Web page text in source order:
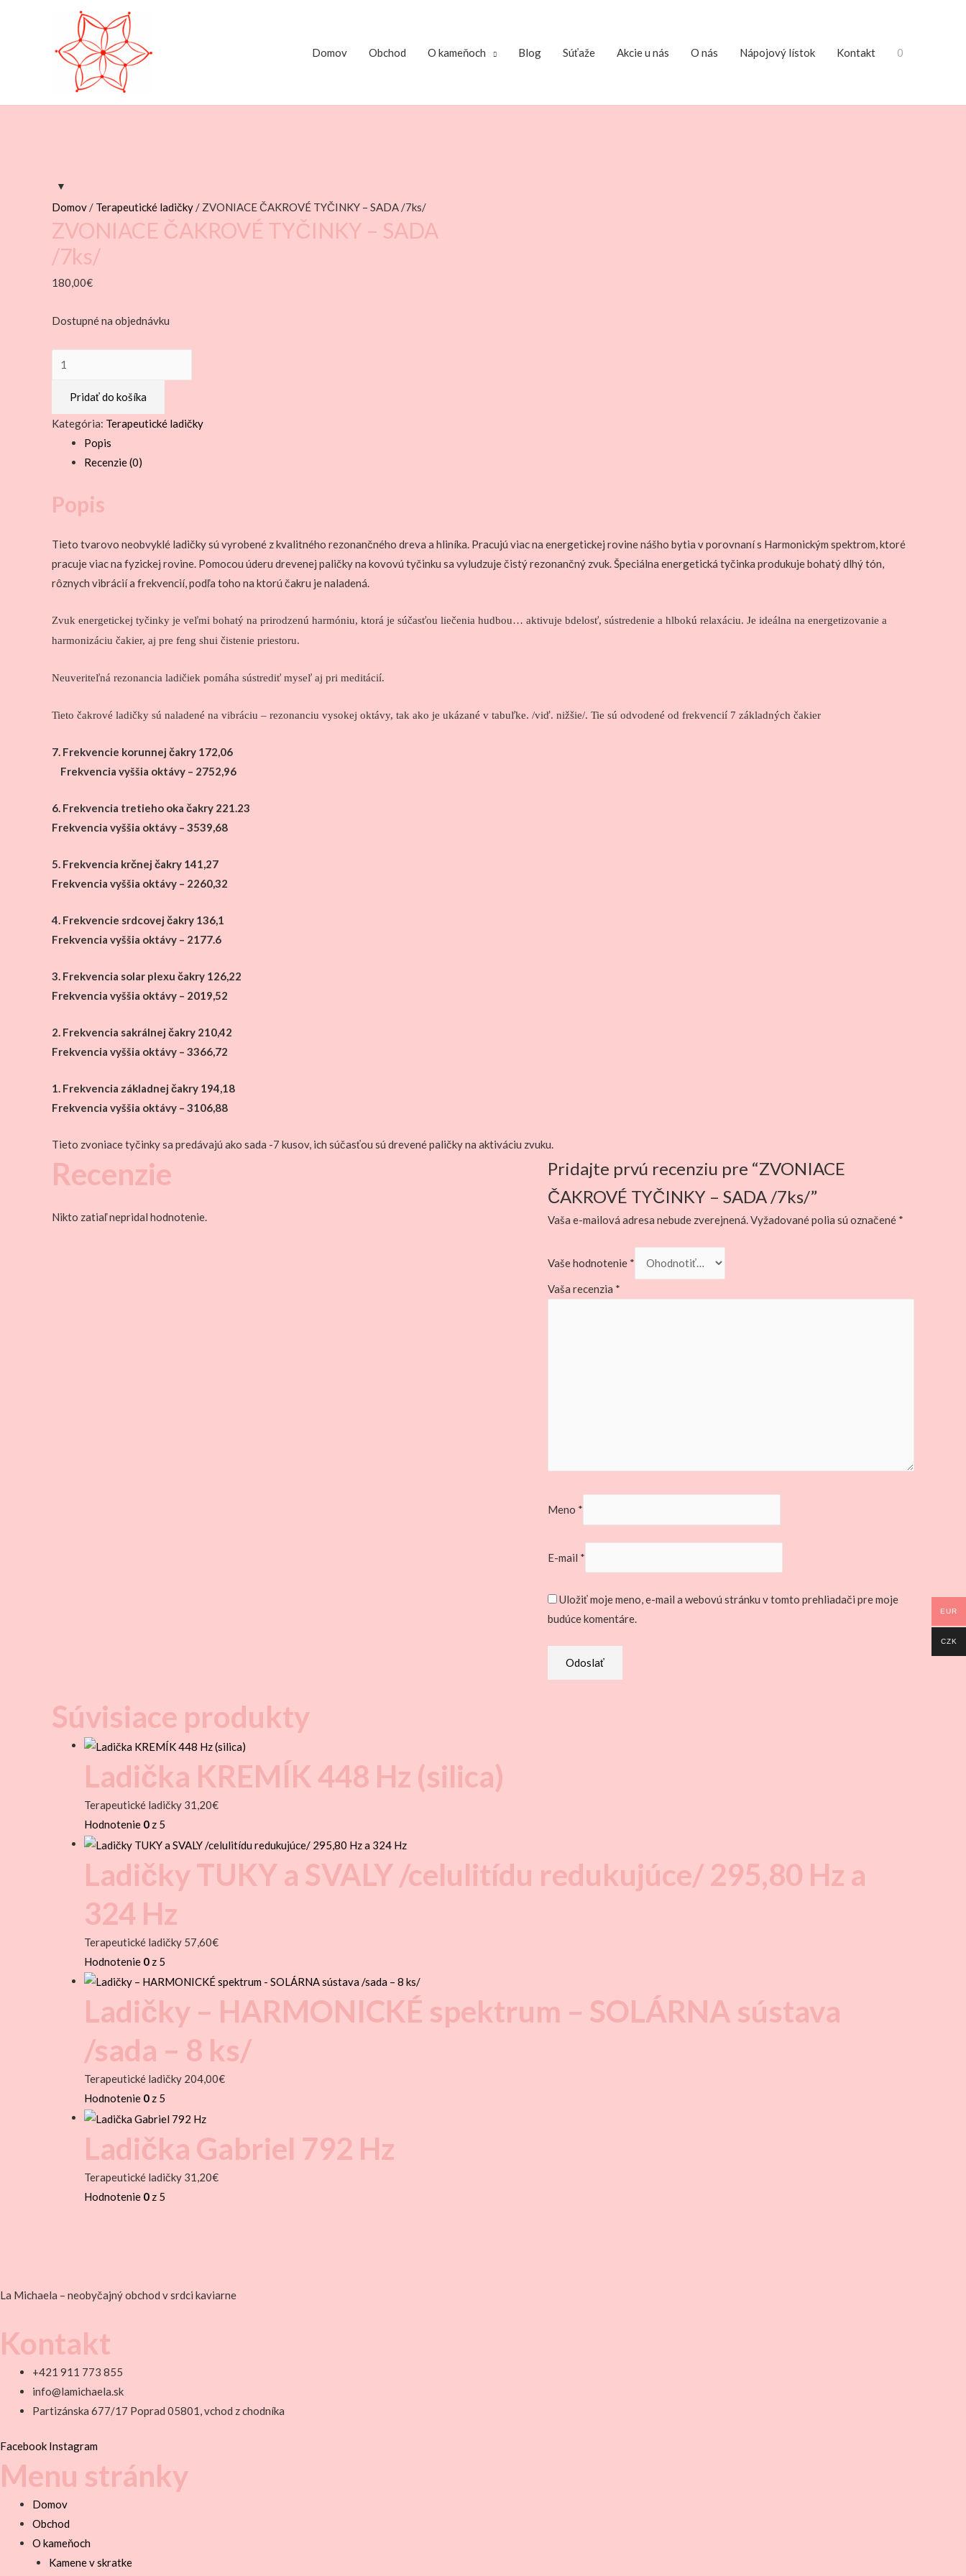
Domov Obchod O kameňoch Blog Súťaže Akcie u nás O nás Nápojový lístok Kontakt 0
Domov/ Terapeutické ladičky/ ZVONIACE ČAKROVÉ TYČINKY – SADA /7ks/
ZVONIACE ČAKROVÉ TYČINKY – SADA
/7ks/
180,00€
Dostupné na objednávku
množstvo
ZVONIACE
ČAKROVÉ
TYČINKY
Pridať do košíka
Kategória: Terapeutické ladičky
Popis
Recenzie (0)
Popis
Tieto tvarovo neobvyklé ladičky sú vyrobené z kvalitného rezonančného dreva a hliníka. Pracujú viac na energetickej rovine nášho bytia v porovnaní s Harmonickým spektrom, ktoré
pracuje viac na fyzickej rovine. Pomocou úderu drevenej paličky na kovovú tyčinku sa vyludzuje čistý rezonančný zvuk. Špeciálna energetická tyčinka produkuje bohatý dlhý tón,
rôznych vibrácií a frekvencií, podľa toho na ktorú čakru je naladená.
Zvuk energetickej tyčinky je veľmi bohatý na prirodzenú harmóniu, ktorá je súčasťou liečenia hudbou… aktivuje bdelosť, sústredenie a hlbokú relaxáciu. Je ideálna na energetizovanie a
harmonizáciu čakier, aj pre feng shui čistenie priestoru.
Neuveriteľná rezonancia ladičiek pomáha sústrediť myseľ aj pri meditácií.
Tieto čakrové ladičky sú naladené na vibráciu – rezonanciu vysokej oktávy, tak ako je ukázané v tabuľke. /viď. nižšie/. Tie sú odvodené od frekvencií 7 základných čakier
7. Frekvencie korunnej čakry 172,06
Frekvencia vyššia oktávy – 2752,96
6. Frekvencia tretieho oka čakry 221.23
Frekvencia vyššia oktávy – 3539,68
5. Frekvencia krčnej čakry 141,27
Frekvencia vyššia oktávy – 2260,32
4. Frekvencie srdcovej čakry 136,1
Frekvencia vyššia oktávy – 2177.6
3. Frekvencia solar plexu čakry 126,22
Frekvencia vyššia oktávy – 2019,52
2. Frekvencia sakrálnej čakry 210,42
Frekvencia vyššia oktávy – 3366,72
1. Frekvencia základnej čakry 194,18
Frekvencia vyššia oktávy – 3106,88
Tieto zvoniace tyčinky sa predávajú ako sada -7 kusov, ich súčasťou sú drevené paličky na aktiváciu zvuku.
Recenzie
Nikto zatiaľ nepridal hodnotenie.
Pridajte prvú recenziu pre “ZVONIACE
ČAKROVÉ TYČINKY – SADA /7ks/”
Vaša e-mailová adresa nebude zverejnená.Vyžadované polia sú označené *
Vaše hodnotenie *
Vaša recenzia *
Meno *
E-mail *
Uložiť moje meno, e-mail a webovú stránku v tomto prehliadači pre moje
budúce komentáre.
Súvisiace produkty
Ladička KREMÍK 448 Hz (silica)
Terapeutické ladičky 31,20€
Hodnotenie 0 z 5
Ladičky TUKY a SVALY /celulitídu redukujúce/ 295,80 Hz a
324 Hz
Terapeutické ladičky 57,60€
Hodnotenie 0 z 5
Ladičky – HARMONICKÉ spektrum – SOLÁRNA sústava
/sada – 8 ks/
Terapeutické ladičky 204,00€
Hodnotenie 0 z 5
Ladička Gabriel 792 Hz
Terapeutické ladičky 31,20€
Hodnotenie 0 z 5
La Michaela – neobyčajný obchod v srdci kaviarne
Kontakt
+421 911 773 855
info@lamichaela.sk
Partizánska 677/17 Poprad 05801, vchod z chodníka
Facebook Instagram
Menu stránky
Domov
Obchod
O kameňoch
Kamene v skratke
EUR
CZK